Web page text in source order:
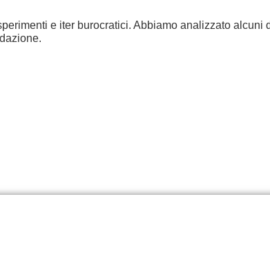
e iter burocratici. Abbiamo analizzato alcuni